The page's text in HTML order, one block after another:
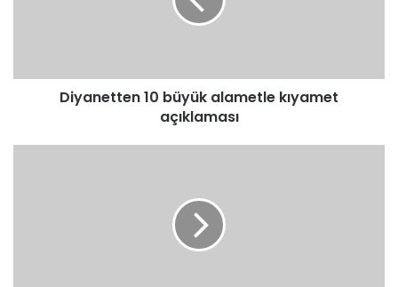
Diyanetten 10 büyük alametle kıyamet
açıklaması